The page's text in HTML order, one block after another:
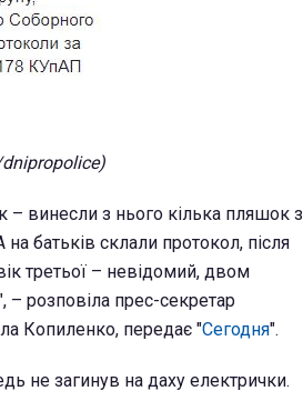
– винесли з нього кілька пляшок з
батьків склали протокол, після
третьої – невідомий, двом
розповіла прес-секретар
Копиленко, передає "Сегодня".
не загинув на даху електрички.